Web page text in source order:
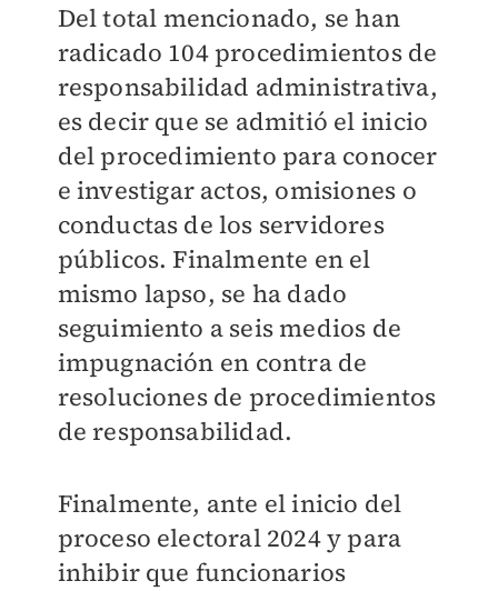
Del total mencionado, se han
radicado 104 procedimientos de
responsabilidad administrativa,
es decir que se admitió el inicio
del procedimiento para conocer
e investigar actos, omisiones o
conductas de los servidores
públicos. Finalmente en el
mismo lapso, se ha dado
seguimiento a seis medios de
impugnación en contra de
resoluciones de procedimientos
de responsabilidad.
Finalmente, ante el inicio del
proceso electoral 2024 y para
inhibir que funcionarios